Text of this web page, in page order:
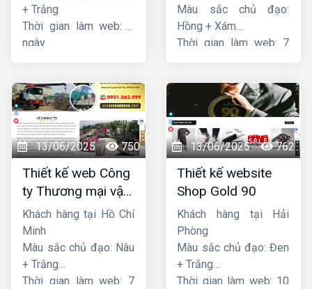
+ Trắng
Thời gian làm web: 7
ngày
Màu sắc chủ đạo:
Hồng + Xám
Thời gian làm web: 7
13/06/2025 750
Thiết kế web Công
ty Thương mại vận
tải Song Bằng
Khách hàng tại Hồ Chí
Minh
Màu sắc chủ đạo: Nâu
+ Trắng
Thời gian làm web: 7
13/06/2025 762
Thiết kế website
Shop Gold 90
Khách hàng tại Hải
Phòng
Màu sắc chủ đạo: Đen
+ Trắng
Thời gian làm web: 10